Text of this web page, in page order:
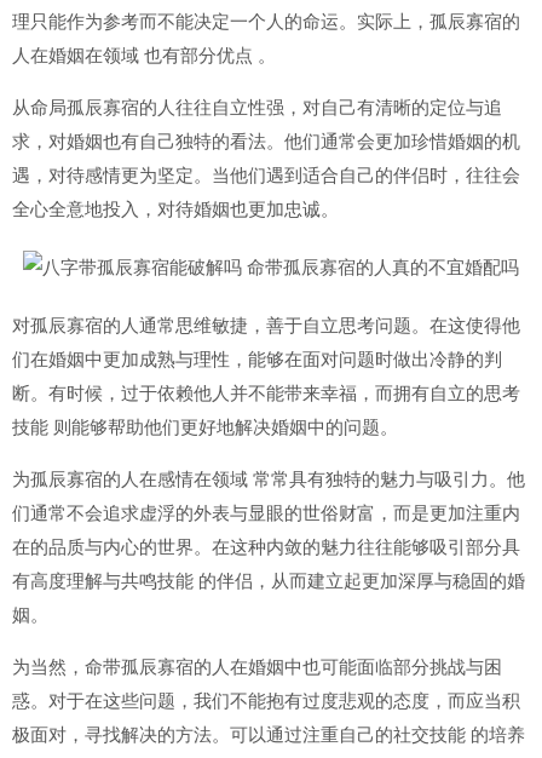
理只能作为参考而不能决定一个人的命运。实际上，孤辰寡宿的
人在婚姻在领域 也有部分优点 。
从命局孤辰寡宿的人往往自立性强，对自己有清晰的定位与追
求，对婚姻也有自己独特的看法。他们通常会更加珍惜婚姻的机
遇，对待感情更为坚定。当他们遇到适合自己的伴侣时，往往会
全心全意地投入，对待婚姻也更加忠诚。
对孤辰寡宿的人通常思维敏捷，善于自立思考问题。在这使得他
们在婚姻中更加成熟与理性，能够在面对问题时做出冷静的判
断。有时候，过于依赖他人并不能带来幸福，而拥有自立的思考
技能 则能够帮助他们更好地解决婚姻中的问题。
为孤辰寡宿的人在感情在领域 常常具有独特的魅力与吸引力。他
们通常不会追求虚浮的外表与显眼的世俗财富，而是更加注重内
在的品质与内心的世界。在这种内敛的魅力往往能够吸引部分具
有高度理解与共鸣技能 的伴侣，从而建立起更加深厚与稳固的婚
姻。
为当然，命带孤辰寡宿的人在婚姻中也可能面临部分挑战与困
惑。对于在这些问题，我们不能抱有过度悲观的态度，而应当积
极面对，寻找解决的方法。可以通过注重自己的社交技能 的培养